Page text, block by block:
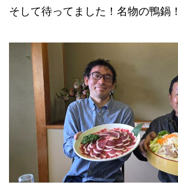
そして待ってました！名物の鴨鍋！